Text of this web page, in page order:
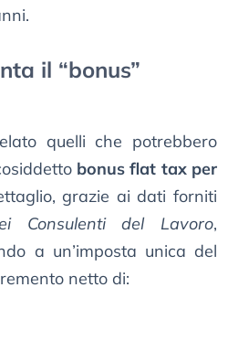
il “bonus”
quelli che potrebbero
bonus flat tax per
grazie ai dati forniti
Consulenti del Lavoro,
a un’imposta unica del
netto di: